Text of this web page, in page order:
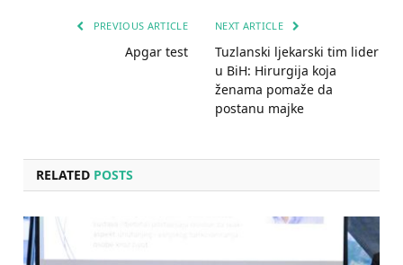
PREVIOUS ARTICLE
Apgar test
NEXT ARTICLE
Tuzlanski ljekarski tim lider
u BiH: Hirurgija koja
ženama pomaže da
postanu majke
RELATED POSTS